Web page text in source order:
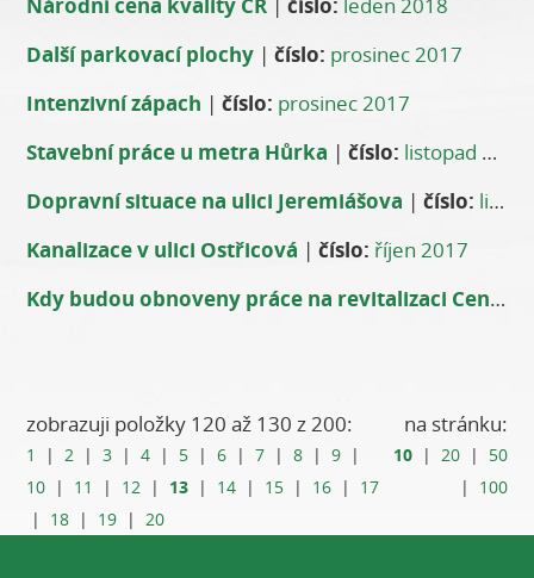
Další parkovací plochy |číslo: prosinec 2017
Intenzivní zápach |číslo: prosinec 2017
Stavební práce u metra Hůrka |číslo: listopad 2017
Dopravní situace na ulici Jeremiášova |číslo: listopad 2017
Kanalizace v ulici Ostřicová |číslo: říjen 2017
Kdy budou obnoveny práce na revitalizaci Centrálního parku?
zobrazuji položky 120 až 130 z 200:
1 | 2 |3 |4 | 5 |6 |7 |8 |9 |
10 | 11 | 12 | 13 | 14 | 15 | 16 | 17
| 18 | 19 | 20
na stránku:
10| 20| 50
| 100